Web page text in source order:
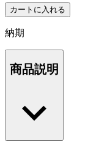
カートに入れる
納期
商品説明